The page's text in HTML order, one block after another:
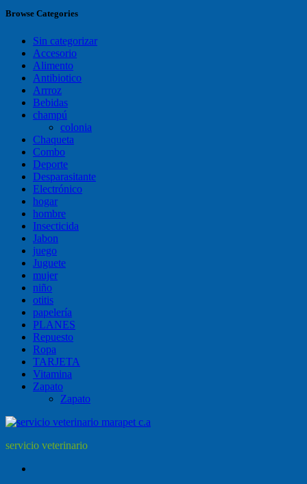
Browse Categories
Sin categorizar
Accesorio
Alimento
Antibiotico
Arrroz
Bebidas
champú
colonia
Chaqueta
Combo
Deporte
Desparasitante
Electrónico
hogar
hombre
Insecticida
Jabon
juego
Juguete
mujer
niño
otitis
papelería
PLANES
Repuesto
Ropa
TARJETA
Vitamina
Zapato
Zapato
servicio veterinario